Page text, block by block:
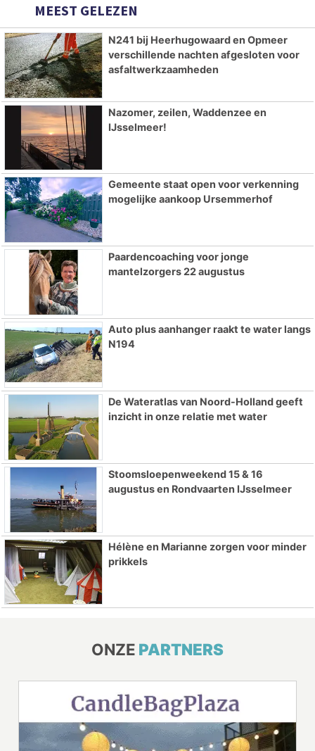
MEEST GELEZEN
N241 bij Heerhugowaard en Opmeer
verschillende nachten afgesloten voor
asfaltwerkzaamheden
Nazomer, zeilen, Waddenzee en
IJsselmeer!
Gemeente staat open voor verkenning
mogelijke aankoop Ursemmerhof
Paardencoaching voor jonge
mantelzorgers 22 augustus
Auto plus aanhanger raakt te water langs
N194
De Wateratlas van Noord-Holland geeft
inzicht in onze relatie met water
Stoomsloepenweekend 15 & 16
augustus en Rondvaarten IJsselmeer
Hélène en Marianne zorgen voor minder
prikkels
ONZE PARTNERS